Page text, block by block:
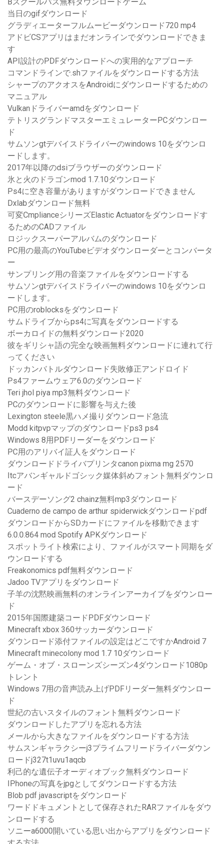
Bスクールバス無料ダウンロードゲーム
当日のgifダウンロード
グラディエーターフルムービーダウンロード720 mp4
アドビCSアプリはまだオンラインでダウンロードできま
す
API設計のPDFダウンロードへの実用的なアプローチ
コマンドラインで.shファイルをダウンロードする方法
シャープのアクオスをAndroidにダウンロードするための
マニュアル
Vulkanドライバーamdをダウンロード
テトリスグランドマスターエミュレーターPCダウンロー
ド
サムソンgtデバイスドライバーのwindows 10をダウンロ
ードします。
2017年以降のdsiブラウザーのダウンロード
氷と火のドラゴンmod 1.7.10ダウンロード
Ps4に空き容量がありますがダウンロードできません
Dxlabダウンロード無料
可変CmplianceシリーズElastic Actuatorをダウンロードす
るためのCADファイル
ロジックスーパーアルバムのダウンロード
PC用の最高のYouTubeビデオダウンローダーとコンバータ
ー
サンプリング用の音楽ファイルをダウンロードする
サムソンgtデバイスドライバーのwindows 10をダウンロ
ードします。
PC用のroblocksをダウンロード
サムドライブからps4に写真をダウンロードする
ボーカロイドの無料ダウンロード2020
彼をギリシャ語の完全な映画無料ダウンロードに連れて行
ってください
ドッカンバトルダウンロード失敗修正アンドロイド
Ps4ファームウェア6.0のダウンロード
Teri jhol piya mp3無料ダウンロード
PCのダウンロードに影響を与えた後
Lexington steele黒ハメ撮りダウンロード急流
Modd kitpvpマップのダウンロードps3 ps4
Windows 8用PDFリーダーをダウンロード
PC用のアリバイ証人をダウンロード
ダウンロードドライバプリンタcanon pixma mg 2570
Itcアバンギャルドゴシック媒体斜めフォント無料ダウンロ
ード
バースデーソング2 chainz無料mp3ダウンロード
Cuaderno de campo de arthur spiderwickダウンロードpdf
ダウンロードからSDカードにファイルを移動できます
6.0.0.864 mod Spotify APKダウンロード
スポットライト検索により、ファイルがスマート同期をダ
ウンロードする
Freakonomics pdf無料ダウンロード
Jadoo TVアプリをダウンロード
子羊の沈黙映画無料のオンラインアーカイブをダウンロー
ド
2015年国際建築コードPDFダウンロード
Minecraft xbox 360サッカーダウンロード
ダウンロード添付ファイルの設定はどこですかAndroid 7
Minecraft minecolony mod 1.7 10ダウンロード
ゲーム・オブ・スローンズシーズン4ダウンロード1080p
トレント
Windows 7用の音声読み上げPDFリーダー無料ダウンロー
ド
世紀の古いスタイルのフォント無料ダウンロード
ダウンロードしたアプリを忘れる方法
メールから大きなファイルをダウンロードする方法
サムスンギャラクシーj3プライムフリードライバーダウン
ロードj327t1uvu1aqcb
利己的な遺伝子オーディオブック無料ダウンロード
IPhoneの写真をjpgとしてダウンロードする方法
Blob pdf javascriptをダウンロード
ワードドキュメントとして保存されたRARファイルをダウ
ンロードする
ソニーa6000開いている思い出からアプリをダウンロード